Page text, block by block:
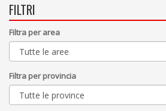
FILTRI
Filtra per area
Filtra per provincia